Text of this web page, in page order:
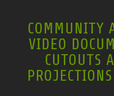
COMMUNITY
VIDEO
CUTOUTS